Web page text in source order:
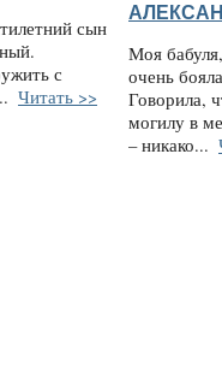
сын
с
Читать >>
Моя
очень
Говорила,
могилу в
– никако...